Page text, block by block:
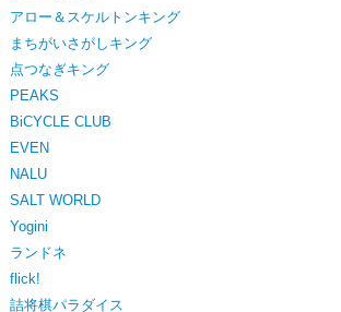
アロー＆スケルトンキング
まちがいさがしキング
点つなぎキング
PEAKS
BiCYCLE CLUB
EVEN
NALU
SALT WORLD
Yogini
ランドネ
flick!
詰将棋パラダイス